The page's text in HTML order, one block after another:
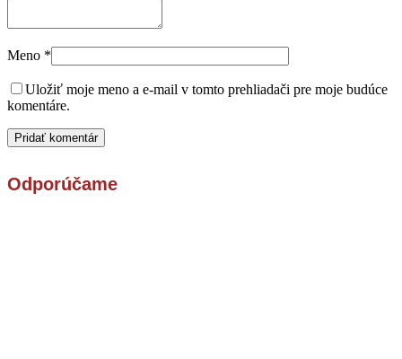
Meno *
Uložiť moje meno a e-mail v tomto prehliadači pre moje budúce
komentáre.
Odporúčame